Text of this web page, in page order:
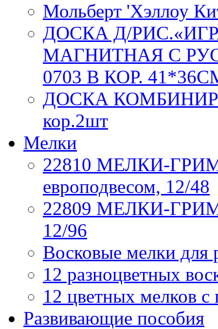
Мольберт 'Хэллоу
ДОСКА Д/
МАГНИТНАЯ С
0703 В КОР.
ДОСКА
кор.2шт
Мелки
22810 МЕЛКИ-ГРИМ,
европодвесом, 12/48
22809 МЕЛКИ-ГРИМ,
12/96
Восковые мелки для
12 разноцветных
12 цветных мелков
Развивающие пособия